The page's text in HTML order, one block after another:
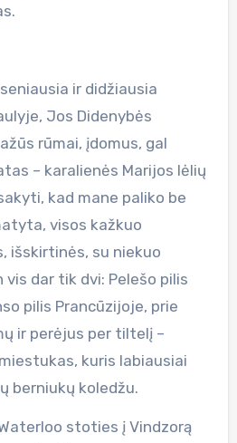
ir didžiausia
Jos Didenybės
rūmai, įdomus, gal
– karalienės Marijos lėlių
kad mane paliko be
visos kažkuo
išskirtinės, su niekuo
dar tik dvi: Pelešo pilis
pilis Prancūzijoje, prie
ir perėjus per tiltelį –
kuris labiausiai
berniukų koledžu.
stoties į Vindzorą